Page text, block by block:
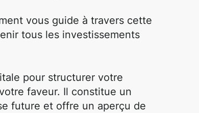
vous guide à travers cette
tous les investissements
pour structurer votre
faveur. Il constitue un
future et offre un aperçu de